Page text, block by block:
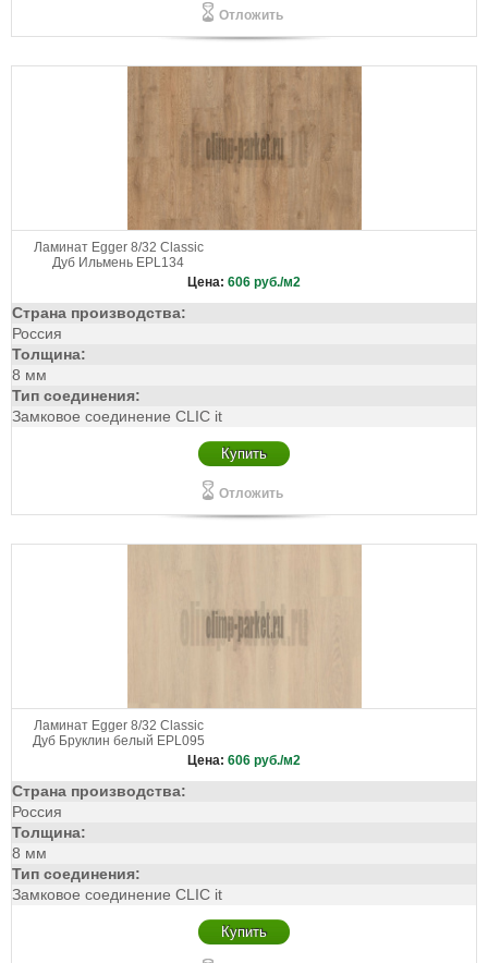
Отложить
Ламинат Egger 8/32 Classic
Дуб Ильмень EPL134
Цена: 606 руб./м2
Страна производства:
Россия
Толщина:
8 мм
Тип соединения:
Замковое соединение CLIC it
Купить
Отложить
Ламинат Egger 8/32 Classic
Дуб Бруклин белый EPL095
Цена: 606 руб./м2
Страна производства:
Россия
Толщина:
8 мм
Тип соединения:
Замковое соединение CLIC it
Купить